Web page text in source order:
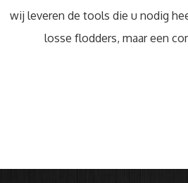
wij leveren de tools die u nodig
losse flodders, maar een